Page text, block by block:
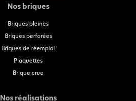
Nos briques
Briques pleines
Briques perforées
Briques de réemploi
Plaquettes
Brique crue
Nos réalisations